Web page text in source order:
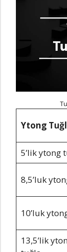
Ytong
5’lik ytong
8,5’luk
10’luk
13,5’lik